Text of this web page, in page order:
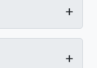
+
+